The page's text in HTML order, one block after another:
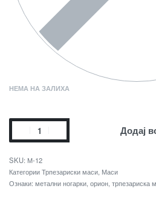
НЕМА НА ЗАЛИХА
Додај
М-12
КатегорииТрпезариски маси, Маси
Ознаки: метални ногарки, орион, трпезариска